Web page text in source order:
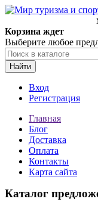
Корзина ждет
Выберите любое
Найти
Вход
Регистрация
Главная
Блог
Доставка
Оплата
Контакты
Карта сайта
Каталог